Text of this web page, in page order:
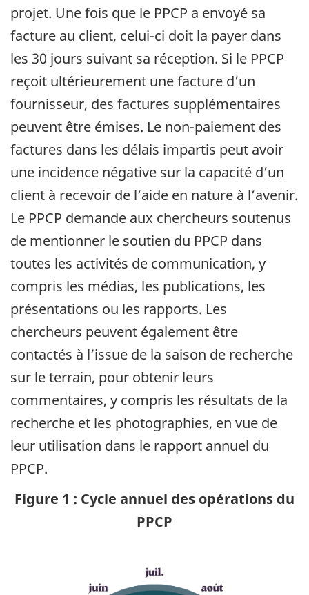
projet. Une fois que le PPCP a envoyé sa
facture au client, celui-ci doit la payer dans
les 30 jours suivant sa réception. Si le PPCP
reçoit ultérieurement une facture d’un
fournisseur, des factures supplémentaires
peuvent être émises. Le non-paiement des
factures dans les délais impartis peut avoir
une incidence négative sur la capacité d’un
client à recevoir de l’aide en nature à l’avenir.
Le PPCP demande aux chercheurs soutenus
de mentionner le soutien du PPCP dans
toutes les activités de communication, y
compris les médias, les publications, les
présentations ou les rapports. Les
chercheurs peuvent également être
contactés à l’issue de la saison de recherche
sur le terrain, pour obtenir leurs
commentaires, y compris les résultats de la
recherche et les photographies, en vue de
leur utilisation dans le rapport annuel du
PPCP.
Figure 1 : Cycle annuel des opérations du
PPCP